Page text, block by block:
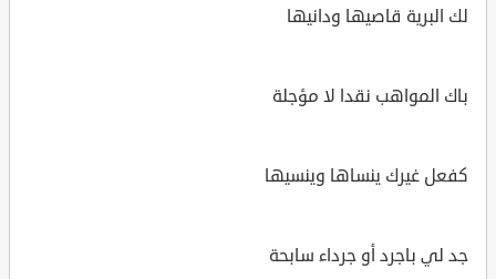
لك البرية قاصيها ودانيها
باك المواهب نقدا لا مؤجلة
كفعل غيرك ينساها وينسيها
جد لي باجرد أو جرداء سابحة